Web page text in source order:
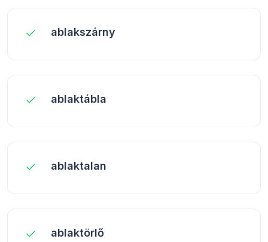
ablakszárny
ablaktábla
ablaktalan
ablaktörlő